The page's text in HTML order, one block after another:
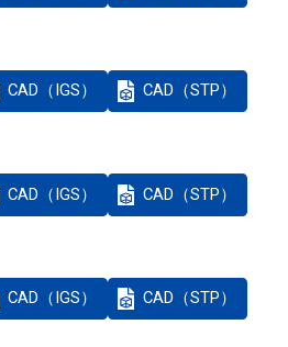
CAD（IGS） CAD（STP）
CAD（IGS） CAD（STP）
CAD（IGS） CAD（STP）